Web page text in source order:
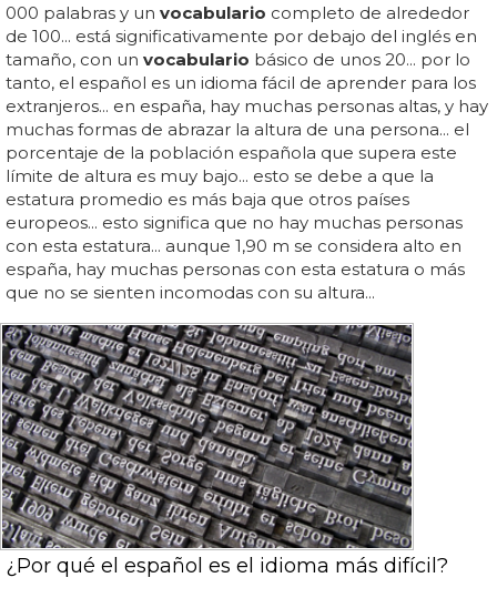
000 palabras y un vocabulario completo de alrededor
de 100... está significativamente por debajo del inglés en
tamaño, con un vocabulario básico de unos 20... por lo
tanto, el español es un idioma fácil de aprender para los
extranjeros... en españa, hay muchas personas altas, y hay
muchas formas de abrazar la altura de una persona... el
porcentaje de la población española que supera este
límite de altura es muy bajo... esto se debe a que la
estatura promedio es más baja que otros países
europeos... esto significa que no hay muchas personas
con esta estatura... aunque 1,90 m se considera alto en
españa, hay muchas personas con esta estatura o más
que no se sienten incomodas con su altura...
¿Por qué el español es el idioma más difícil?